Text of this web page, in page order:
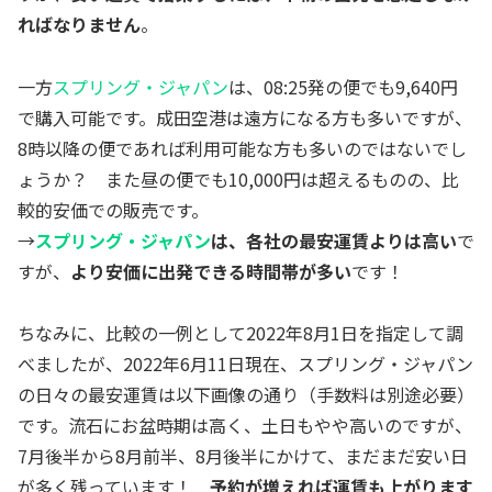
ればなりません。
一方スプリング・ジャパンは、08:25発の便でも9,640円
で購入可能です。成田空港は遠方になる方も多いですが、
8時以降の便であれば利用可能な方も多いのではないでし
ょうか？ また昼の便でも10,000円は超えるものの、比
較的安価での販売です。
→スプリング・ジャパンは、各社の最安運賃よりは高いで
すが、 より安価に出発できる時間帯が多いです！
ちなみに、比較の一例として2022年8月1日を指定して調
べましたが、2022年6月11日現在、スプリング・ジャパン
の日々の最安運賃は以下画像の通り（手数料は別途必要）
です。流石にお盆時期は高く、土日もやや高いのですが、
7月後半から8月前半、8月後半にかけて、まだまだ安い日